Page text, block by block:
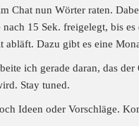
Chat nun Wörter raten.
nach 15 Sek. freigelegt, bis
abläft. Dazu gibt es eine
ich gerade daran, das
Stay tuned.
Ideen oder Vorschläge.